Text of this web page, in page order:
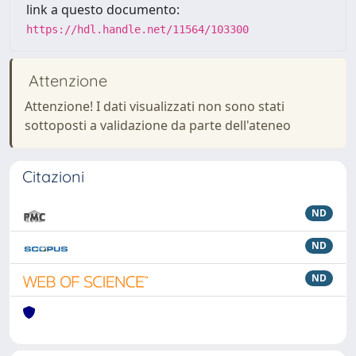
link a questo documento:
https://hdl.handle.net/11564/103300
Attenzione
Attenzione! I dati visualizzati non sono stati
sottoposti a validazione da parte dell'ateneo
Citazioni
ND
ND
ND